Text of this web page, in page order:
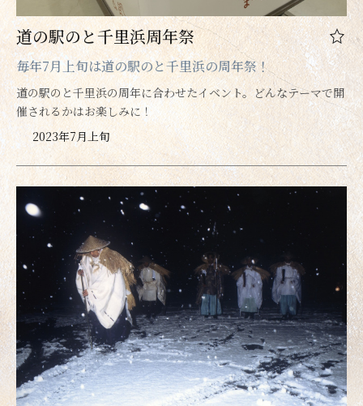
道の駅のと千里浜周年祭
毎年7月上旬は道の駅のと千里浜の周年祭！
道の駅のと千里浜の周年に合わせたイベント。どんなテーマで開
催されるかはお楽しみに！
2023年7月上旬